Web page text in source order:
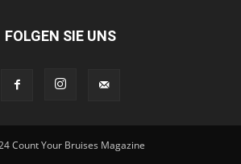
FOLGEN SIE UNS
Count Your Bruises Magazine